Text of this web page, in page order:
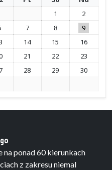
1
2
7 8
9
14 15
16
21 22
23
28 29
30
ponad 60 kierunkach
z zakresu niemal